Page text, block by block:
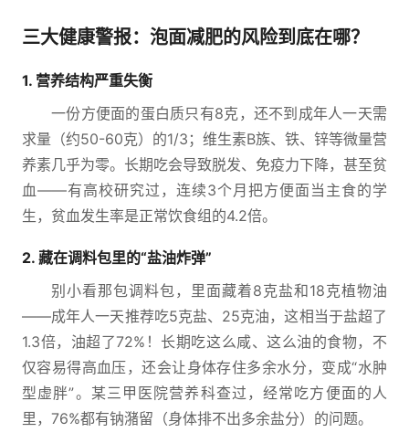
三大健康警报：泡面减肥的风险到底在哪？
1. 营养结构严重失衡
一份方便面的蛋白质只有8克，还不到成年人一天需
求量（约50-60克）的1/3；维生素B族、铁、锌等微量营
养素几乎为零。长期吃会导致脱发、免疫力下降，甚至贫
血——有高校研究过，连续3个月把方便面当主食的学
生，贫血发生率是正常饮食组的4.2倍。
2. 藏在调料包里的“盐油炸弹”
别小看那包调料包，里面藏着8克盐和18克植物油
——成年人一天推荐吃5克盐、25克油，这相当于盐超了
1.3倍，油超了72%！长期吃这么咸、这么油的食物，不
仅容易得高血压，还会让身体存住多余水分，变成“水肿
型虚胖”。某三甲医院营养科查过，经常吃方便面的人
里，76%都有钠潴留（身体排不出多余盐分）的问题。